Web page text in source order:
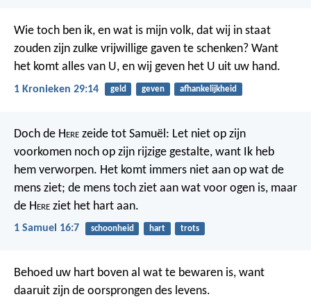
Wie toch ben ik, en wat is mijn volk, dat wij in staat
zouden zijn zulke vrijwillige gaven te schenken? Want
het komt alles van U, en wij geven het U uit uw hand.
1 Kronieken 29:14 geld geven afhankelijkheid
Doch de Here zeide tot Samuël: Let niet op zijn
voorkomen noch op zijn rijzige gestalte, want Ik heb
hem verworpen. Het komt immers niet aan op wat de
mens ziet; de mens toch ziet aan wat voor ogen is, maar
de Here ziet het hart aan.
1 Samuel 16:7 schoonheid hart trots
Behoed uw hart boven al wat te bewaren is, want
daaruit zijn de oorsprongen des levens.